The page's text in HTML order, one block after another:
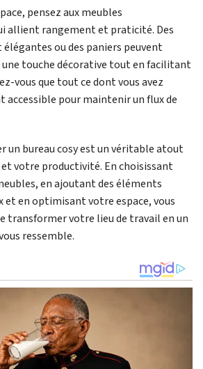
pensez aux meubles
allient rangement et praticité. Des
ou des paniers peuvent
touche décorative tout en facilitant
vous que tout ce dont vous avez
accessible pour maintenir un flux de
un bureau cosy est un véritable atout
votre productivité. En choisissant
en ajoutant des éléments
et en optimisant votre espace, vous
transformer votre lieu de travail en un
ressemble.